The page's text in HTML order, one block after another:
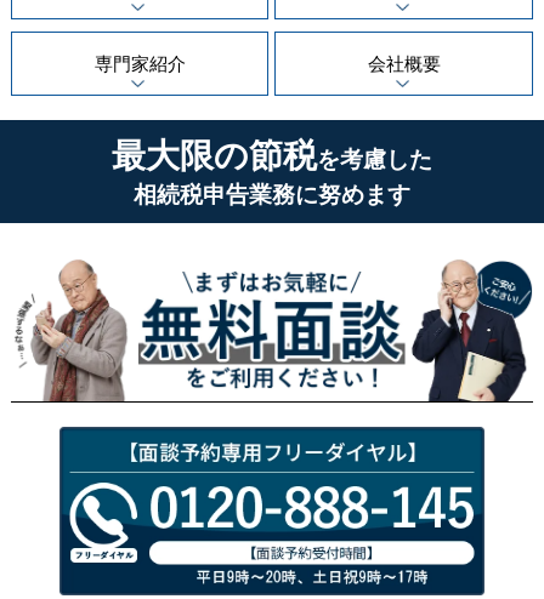
専門家紹介 会社概要
最大限の節税を考慮した
相続税申告業務に努めます